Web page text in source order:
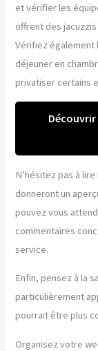
et vérifier les
offrent des
Vérifiez
déjeuner en
privatiser certains
N’hésitez pas à
donneront un
pouvez vous
commentaires
service.
Enfin, pensez à la
particulièrement
pourrait être plus
Organisez votre